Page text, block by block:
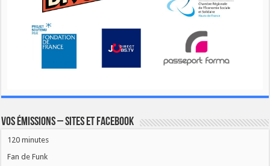
Vos émissions – Sites et Facebook
120 minutes
Fan de Funk